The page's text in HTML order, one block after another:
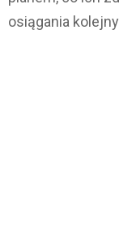
osiągania